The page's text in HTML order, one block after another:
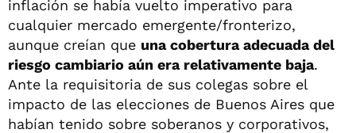
inflación se había vuelto imperativo para
cualquier mercado emergente/fronterizo,
aunque creían que una cobertura adecuada del
riesgo cambiario aún era relativamente baja.
Ante la requisitoria de sus colegas sobre el
impacto de las elecciones de Buenos Aires que
habían tenido sobre soberanos y corporativos,